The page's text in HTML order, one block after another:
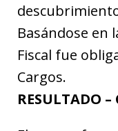
Basándose en
Fiscal fue
Cargos.
RESULTADO